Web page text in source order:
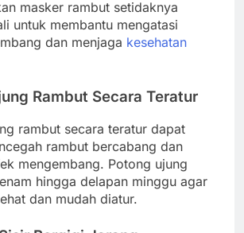
masker rambut setidaknya
untuk membantu mengatasi
dan menjaga kesehatan
Rambut Secara Teratur
rambut secara teratur dapat
rambut bercabang dan
mengembang. Potong ujung
hingga delapan minggu agar
dan mudah diatur.